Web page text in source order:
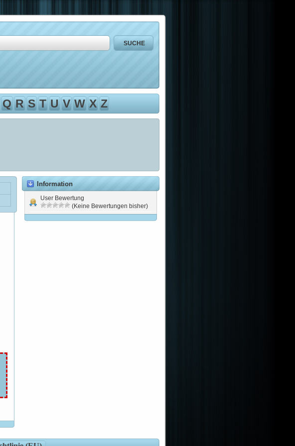
Q R S T U V W X Z
Information
User Bewertung
(Keine Bewertungen bisher)